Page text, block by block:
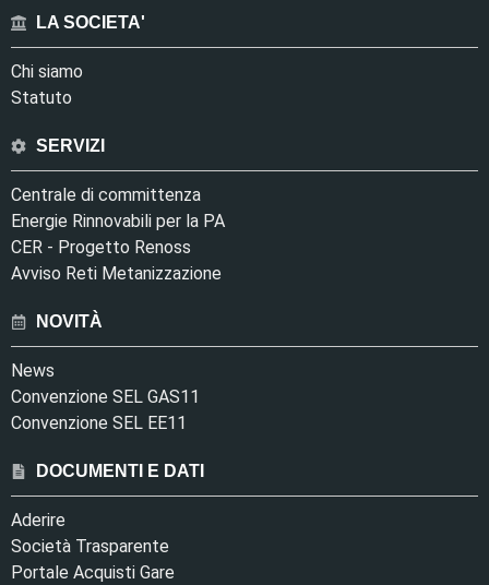
LA SOCIETA'
Chi siamo
Statuto
SERVIZI
Centrale di committenza
Energie Rinnovabili per la PA
CER - Progetto Renoss
Avviso Reti Metanizzazione
NOVITÀ
News
Convenzione SEL GAS11
Convenzione SEL EE11
DOCUMENTI E DATI
Aderire
Società Trasparente
Portale Acquisti Gare